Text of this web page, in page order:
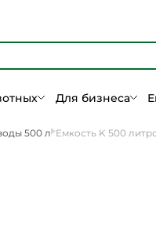
Для бизнеса
500 л Емкость K 500